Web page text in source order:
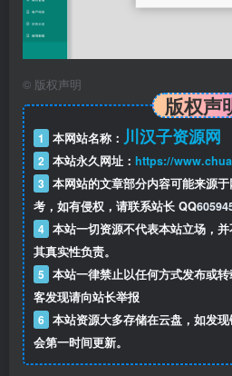
© 版权声明
版权声
1 本网站名称： 川汉子资源网
2 本站永久网址： https://
3 本网站的文章部分内容可能来源
考，如有侵权，请联系站长 QQ
4 本站一切资源不代表本站立场，
其真实性负责。
5 本站一律禁止以任何方式发布或
客发现请向站长举报
6 本站资源大多存储在云盘，如发
会第一时间更新。